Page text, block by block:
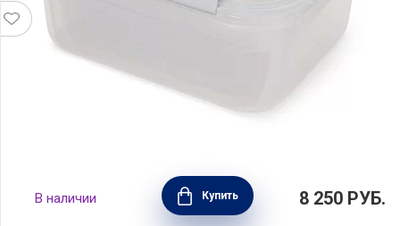
Набор из 5 контейнеров Nest Lock, цвет
зеленый, полипропилен + силикон, Joseph
Joseph, Великобритания, 81127
В наличии Купить 8 250 РУБ.